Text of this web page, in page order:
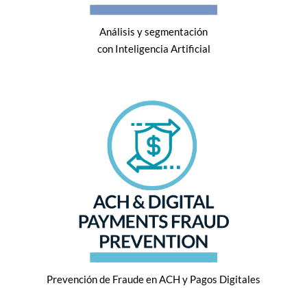
Análisis y segmentación
con Inteligencia Artificial
Prevención de Fraude en ACH y Pagos Digitales